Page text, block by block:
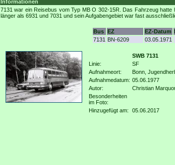
Informationen
7131 war ein Reisebus vom Typ MB O 302-15R. Das Fahrzeug
länger als 6931 und 7031 und sein Aufgabengebiet war fast
Bus EZ EZ-Datum
7131 BN-6209 03.05.1971
SWB 7131
Linie:
SF
Aufnahmeort:
Bonn,
Aufnahmedatum: 05.06.1977
Autor:
Christian
Besonderheiten
im Foto:
Hinzugefügt am:
05.06.2017